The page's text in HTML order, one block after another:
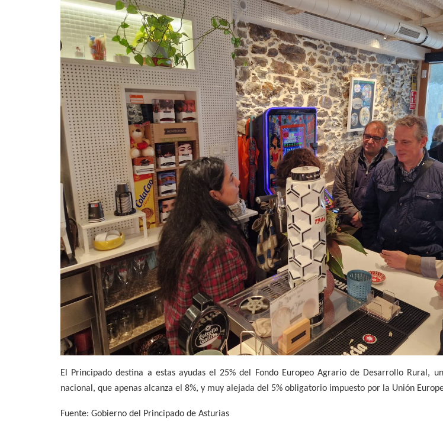
El Principado destina a estas ayudas el 25% del Fondo Europeo Agrario de Desarrollo Rural,
nacional, que apenas alcanza el 8%, y muy alejada del 5% obligatorio impuesto por la Unión
Fuente: Gobierno del Principado de Asturias